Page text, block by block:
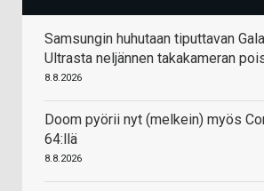
Samsungin huhutaan tiputtavan
Ultrasta neljännen takakameran
8.8.2026
Doom pyörii nyt (melkein) myös
64:llä
8.8.2026